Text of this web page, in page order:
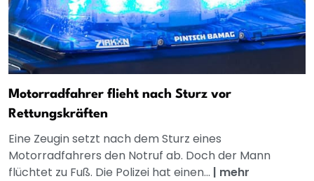
Motorradfahrer flieht nach Sturz vor
Rettungskräften
Eine Zeugin setzt nach dem Sturz eines
Motorradfahrers den Notruf ab. Doch der Mann
flüchtet zu Fuß. Die Polizei hat einen... | mehr